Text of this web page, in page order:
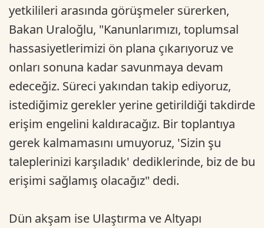
yetkilileri arasında görüşmeler sürerken,
Bakan Uraloğlu, "Kanunlarımızı, toplumsal
hassasiyetlerimizi ön plana çıkarıyoruz ve
onları sonuna kadar savunmaya devam
edeceğiz. Süreci yakından takip ediyoruz,
istediğimiz gerekler yerine getirildiği takdirde
erişim engelini kaldıracağız. Bir toplantıya
gerek kalmamasını umuyoruz, 'Sizin şu
taleplerinizi karşıladık' dediklerinde, biz de bu
erişimi sağlamış olacağız" dedi.
Dün akşam ise Ulaştırma ve Altyapı